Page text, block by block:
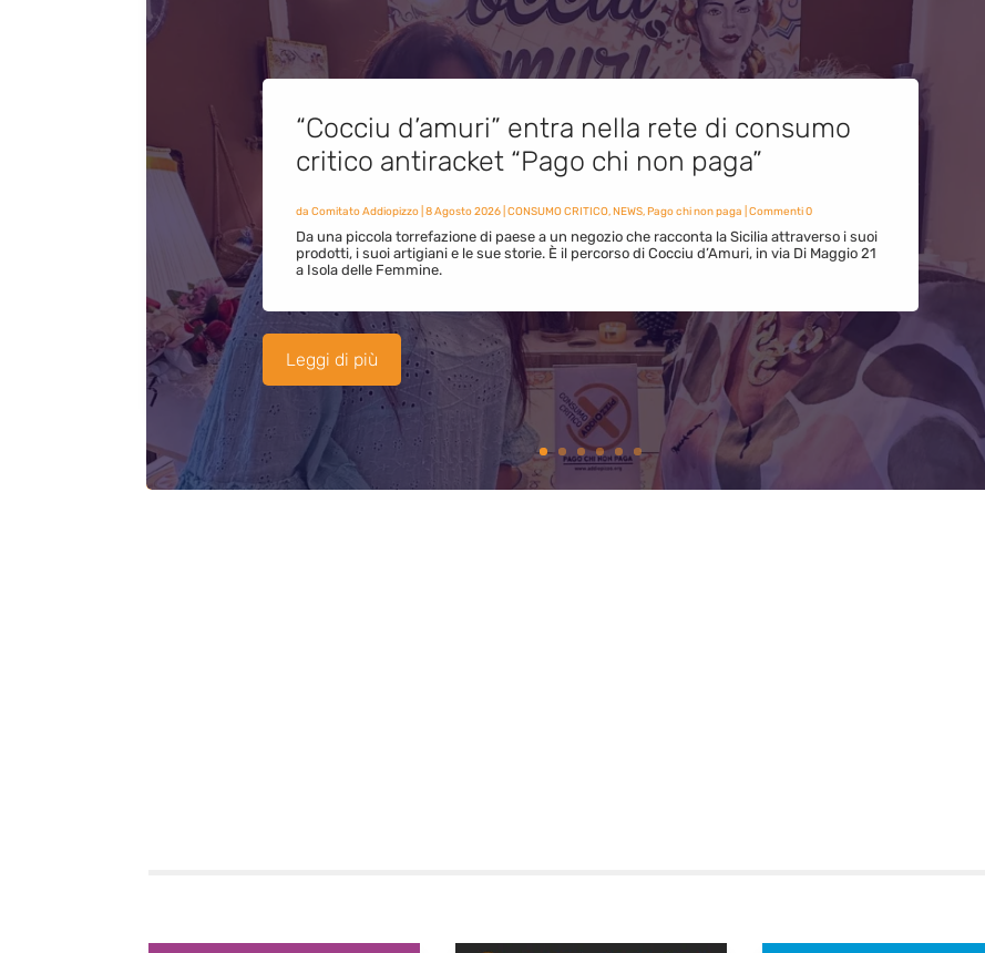
“Cocciu d’amuri” entra nella rete di consumo
critico antiracket “Pago chi non paga”
da Comitato Addiopizzo| 8 Agosto 2026| CONSUMO CRITICO,NEWS,Pago chi non paga | Commenti 0
Da una piccola torrefazione di paese a un negozio che racconta la Sicilia attraverso i suoi
prodotti, i suoi artigiani e le sue storie. È il percorso di Cocciu d’Amuri, in via Di Maggio 21
a Isola delle Femmine.
Leggi di più